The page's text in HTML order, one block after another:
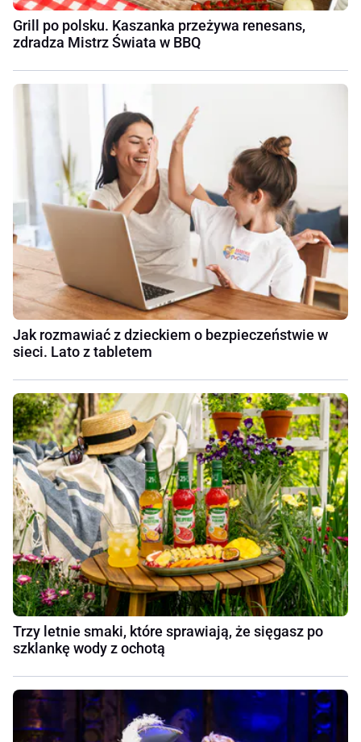
Grill po polsku. Kaszanka przeżywa renesans,
zdradza Mistrz Świata w BBQ
Jak rozmawiać z dzieckiem o bezpieczeństwie w
sieci. Lato z tabletem
Trzy letnie smaki, które sprawiają, że sięgasz po
szklankę wody z ochotą